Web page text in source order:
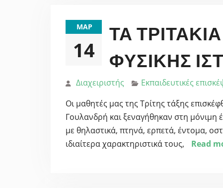
ΜΑΡ
14
ΤΑ
ΦΥΣΙΚΉΣ
Διαχειριστής
Εκπαιδευτικές
Οι μαθητές μας της Τρίτης τάξης
Γουλανδρή και ξεναγήθηκαν στη μόνιμη
με θηλαστικά, πτηνά, ερπετά, έντομα,
ιδιαίτερα χαρακτηριστικά τους,
Read